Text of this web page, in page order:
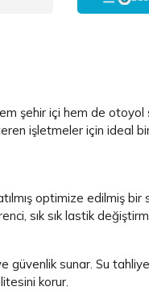
şehir içi hem de otoyol
işletmeler için ideal
optimize edilmiş bir
sık sık lastik
sunar. Su
korur.